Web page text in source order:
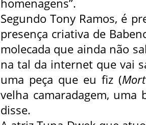
homenagens”.
Segundo Tony Ramos, é
presença criativa de
molecada que ainda não
na tal da internet que vai
uma peça que eu fiz (
velha camaradagem, uma
disse.